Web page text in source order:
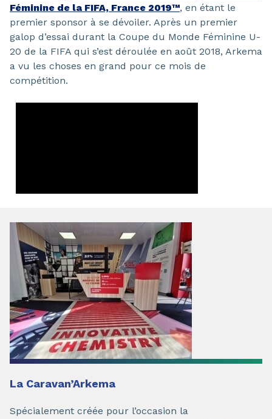
Féminine de la FIFA, France 2019™, en étant le
premier sponsor à se dévoiler. Après un premier
galop d’essai durant la Coupe du Monde Féminine U-
20 de la FIFA qui s’est déroulée en août 2018, Arkema
a vu les choses en grand pour ce mois de
compétition.
La Caravan’Arkema
Spécialement créée pour l’occasion la